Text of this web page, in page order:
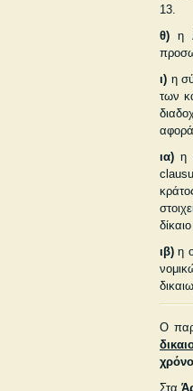
13.
θ) η
ι) η
των
αφορά
ια) η
ιβ) η
Ο
Στα